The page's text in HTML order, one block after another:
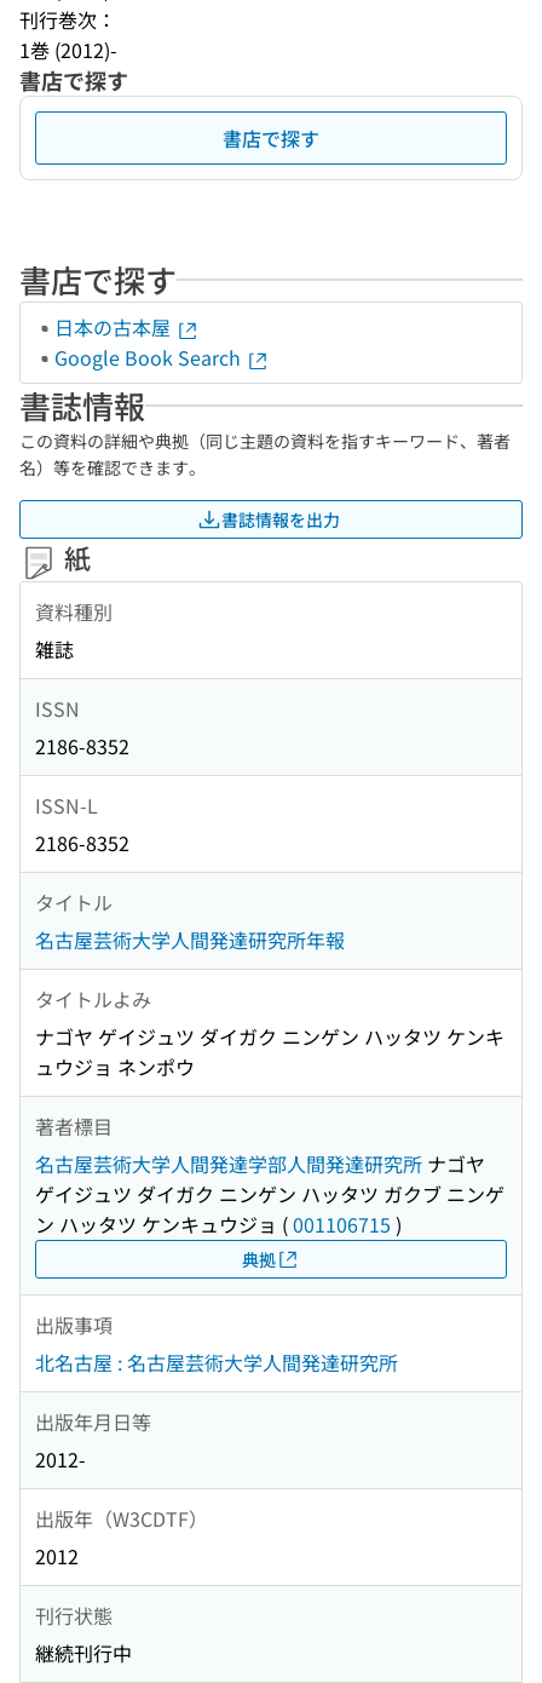
刊行巻次：
1巻 (2012)-
書店で探す
書店で探す
書店で探す
日本の古本屋
Google Book Search
書誌情報
この資料の詳細や典拠（同じ主題の資料を指すキーワード、著者
名）等を確認できます。
書誌情報を出力
紙
資料種別
雑誌
ISSN
2186-8352
ISSN-L
2186-8352
タイトル
名古屋芸術大学人間発達研究所年報
タイトルよみ
ナゴヤ ゲイジュツ ダイガク ニンゲン ハッタツ ケンキ
ュウジョ ネンポウ
著者標目
名古屋芸術大学人間発達学部人間発達研究所 ナゴヤ
ゲイジュツ ダイガク ニンゲン ハッタツ ガクブ ニンゲ
ン ハッタツ ケンキュウジョ (001106715 )
典拠
出版事項
北名古屋 : 名古屋芸術大学人間発達研究所
出版年月日等
2012-
出版年（W3CDTF）
2012
刊行状態
継続刊行中